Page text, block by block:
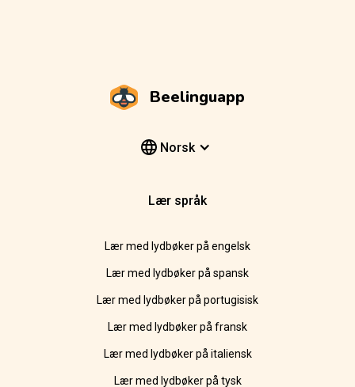
Beelinguapp
Norsk
Lær språk
Lær med lydbøker på engelsk
Lær med lydbøker på spansk
Lær med lydbøker på portugisisk
Lær med lydbøker på fransk
Lær med lydbøker på italiensk
Lær med lydbøker på tysk